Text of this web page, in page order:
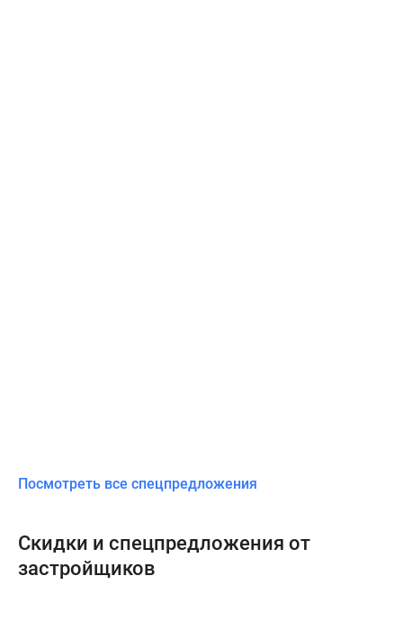
Посмотреть все спецпредложения
Скидки и спецпредложения от
застройщиков